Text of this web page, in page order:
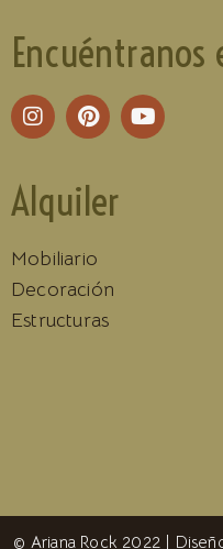
Encuéntranos
Alquiler
Mobiliario
Decoración
Estructuras
© Ariana Rock 2022 |